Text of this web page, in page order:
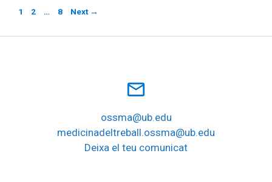
Page
1 Page
2 … Page
8 Next →
mail_outline
ossma@ub.edu
medicinadeltreball.ossma@ub.edu
Deixa el teu comunicat